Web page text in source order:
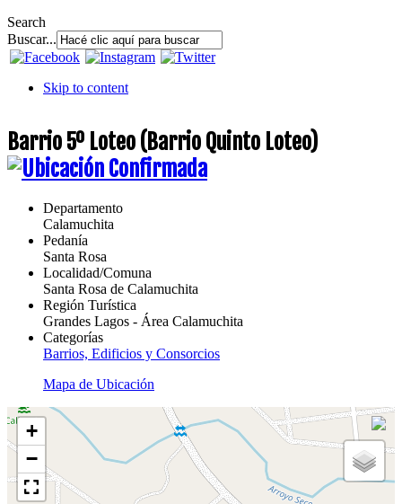
Search
Buscar...
Skip to content
Barrio 5º Loteo (Barrio Quinto Loteo)
Departamento
Calamuchita
Pedanía
Santa Rosa
Localidad/Comuna
Santa Rosa de Calamuchita
Región Turística
Grandes Lagos - Área Calamuchita
Categorías
Barrios, Edificios y Consorcios
Mapa de Ubicación
+
−